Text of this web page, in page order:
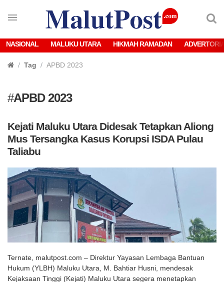
NASIONAL MALUKU UTARA HIKMAH RAMADAN
Tag APBD 2023
#APBD 2023
Kejati Maluku Utara Didesak Tetapkan Aliong
Mus Tersangka Kasus Korupsi ISDA Pulau
Taliabu
Ternate, malutpost.com – Direktur Yayasan Lembaga Bantuan
Hukum (YLBH) Maluku Utara, M. Bahtiar Husni, mendesak
Kejaksaan Tinggi (Kejati) Maluku Utara segera menetapkan